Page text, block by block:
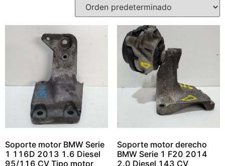
Soporte motor BMW Serie
1 116D 2013 1.6 Diesel
95/116 CV Tipo motor
Soporte motor derecho
BMW Serie 1 F20 2014
2.0 Diesel 143 CV